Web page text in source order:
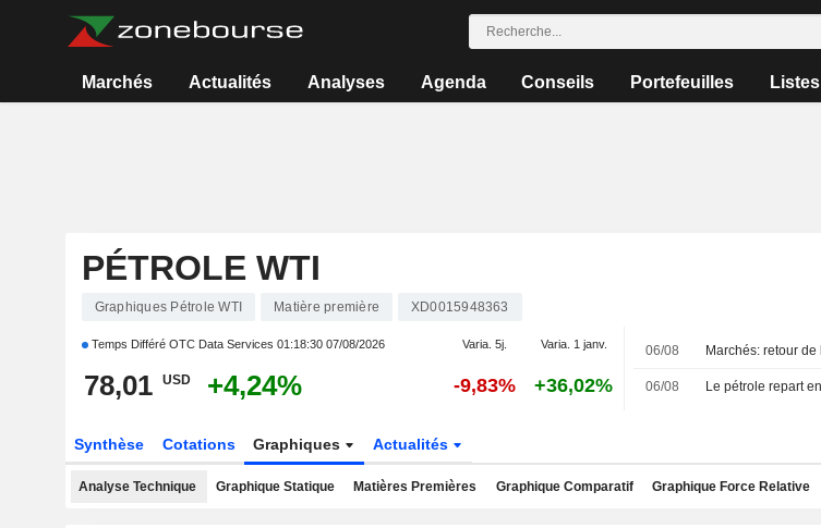
Marchés Actualités Analyses Agenda Conseils Portefeuilles Listes
PÉTROLE WTI
Graphiques Pétrole WTI Matière première XD0015948363
Temps Différé OTC Data Services 01:18:30 07/08/2026 Varia. 5j. Varia. 1 janv.
78,01 USD +4,24% -9,83% +36,02%
06/08
06/08
Synthèse Cotations Graphiques Actualités
Analyse Technique Graphique Statique Matières Premières Graphique Comparatif Graphique Force Relative